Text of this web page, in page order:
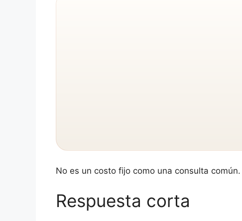
No es un costo fijo como una consulta
Respuesta corta